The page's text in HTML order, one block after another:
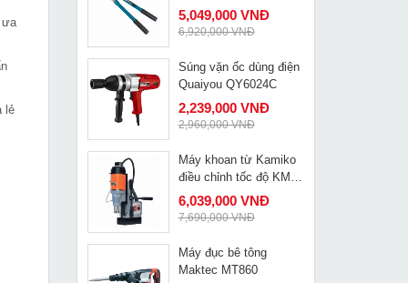
ưa
lẻ
MUA NGAY
5,049,000 VNĐ
6,920,000 VNĐ
MUA NGAY
Súng vặn ốc dùng điện
Quaiyou QY6024C
2,239,000 VNĐ
2,960,000 VNĐ
MUA NGAY
Máy khoan từ Kamiko
điều chỉnh tốc độ KM-
35E
6,039,000 VNĐ
7,690,000 VNĐ
Máy đục bê tông
Maktec MT860